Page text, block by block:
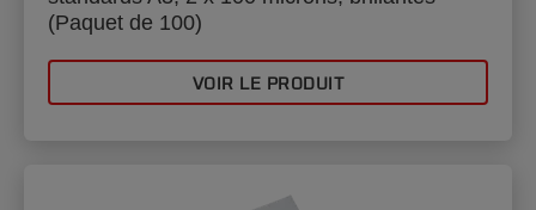
(Paquet de 100)
VOIR LE PRODUIT